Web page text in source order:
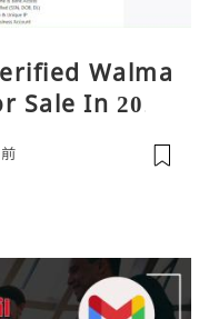
Walma
In 2026